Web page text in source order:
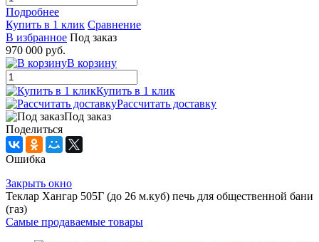
Подробнее
Купить в 1 клик Сравнение
В избранное Под заказ
970 000 руб.
В корзину
Купить в 1 клик
Рассчитать доставку
Под заказ
Поделиться
Ошибка
Закрыть окно
Теклар Хангар 505Г (до 26 м.куб) печь для общественной бани
(газ)
Самые продаваемые товары